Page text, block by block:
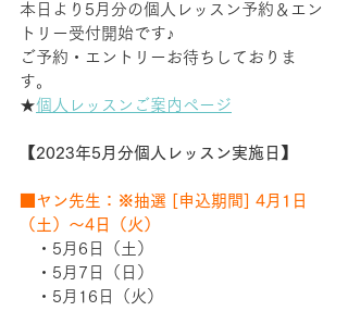
本日より5月分の個人レッスン予約＆エン
トリー受付開始です♪
ご予約・エントリーお待ちしておりま
す。
★個人レッスンご案内ページ
【2023年5月分個人レッスン実施日】
■ヤン先生：※抽選 [申込期間] 4月1日
（土）～4日（火）
・5月6日（土）
・5月7日（日）
・5月16日（火）